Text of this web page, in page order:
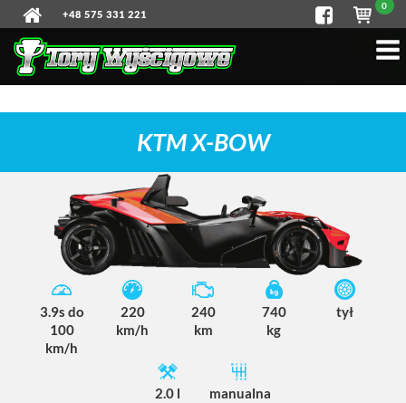
+48 575 331 221
0
KTM X-BOW
3.9s do
100
km/h
220
km/h
240
km
740
kg
tył
2.0 l
manualna